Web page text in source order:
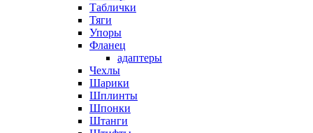
Таблички
Тяги
Упоры
Фланец
адаптеры
Чехлы
Шарики
Шплинты
Шпонки
Штанги